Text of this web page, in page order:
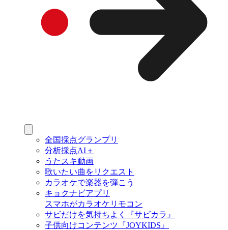
全国採点グランプリ
分析採点AI＋
うたスキ動画
歌いたい曲をリクエスト
カラオケで楽器を弾こう
キョクナビアプリ
スマホがカラオケリモコン
サビだけを気持ちよく『サビカラ』
子供向けコンテンツ『JOYKIDS』